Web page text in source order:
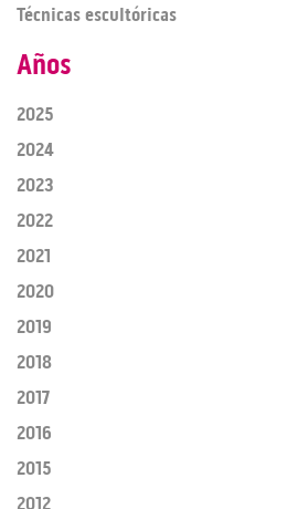
Técnicas escultóricas
Años
2025
2024
2023
2022
2021
2020
2019
2018
2017
2016
2015
2012